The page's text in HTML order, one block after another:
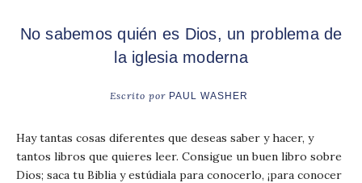
No sabemos quién es Dios, un problema de
la iglesia moderna
Escrito por PAUL WASHER
Hay tantas cosas diferentes que deseas saber y hacer, y
tantos libros que quieres leer. Consigue un buen libro sobre
Dios; saca tu Biblia y estúdiala para conocerlo, ¡para conocer